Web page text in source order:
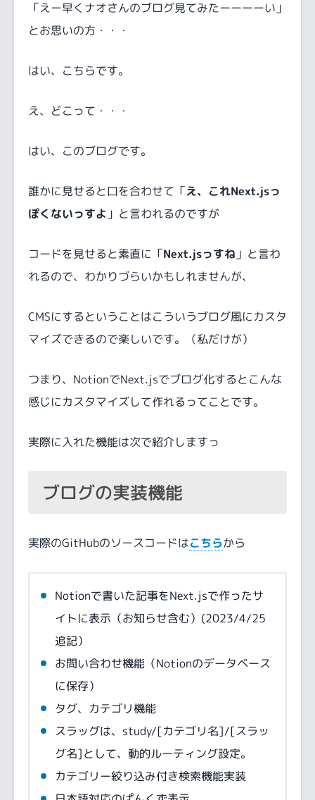
「えー早くナオさんのブログ見てみたーーーーい」
とお思いの方・・・
はい、こちらです。
え、どこって・・・
はい、このブログです。
誰かに見せると口を合わせて「え、これNext.jsっ
ぽくないっすよ 」と言われるのですが
コードを見せると素直に「Next.jsっすね 」と言わ
れるので、わかりづらいかもしれませんが、
CMSにするということはこういうブログ風にカスタ
マイズできるので楽しいです。（私だけが）
つまり、NotionでNext.jsでブログ化するとこんな
感じにカスタマイズして作れるってことです。
実際に入れた機能は次で紹介しますっ
ブログの実装機能
実際のGitHubのソースコードはこちらから
Notionで書いた記事をNext.jsで作ったサ
イトに表示（お知らせ含む）(2023/4/25
追記）
お問い合わせ機能（Notionのデータベース
に保存）
タグ、カテゴリ機能
スラッグは、study/[カテゴリ名]/[スラッ
グ名]として、動的ルーティング設定。
カテゴリー絞り込み付き検索機能実装